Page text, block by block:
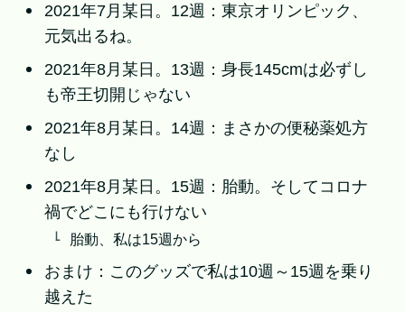
2021年7月某日。12週：東京オリンピック、
元気出るね。
2021年8月某日。13週：身長145cmは必ずし
も帝王切開じゃない
2021年8月某日。14週：まさかの便秘薬処方
なし
2021年8月某日。15週：胎動。そしてコロナ
禍でどこにも行けない
胎動、私は15週から
おまけ：このグッズで私は10週～15週を乗り
越えた